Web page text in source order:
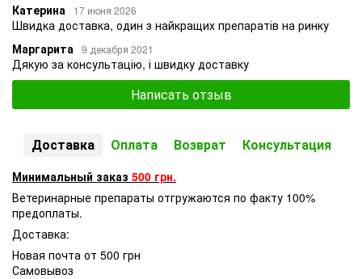
Катерина 17 июня 2026
Швидка доставка, один з найкращих препаратів на ринку
Маргарита
9 декабря 2021
Дякую за консультацію, і швидку доставку
Написать отзыв
Доставка Оплата Возврат Консультация
Минимальный заказ 500 грн.
Ветеринарные препараты отгружаются по факту 100%
предоплаты.
Доставка:
Новая почта от 500 грн
Самовывоз